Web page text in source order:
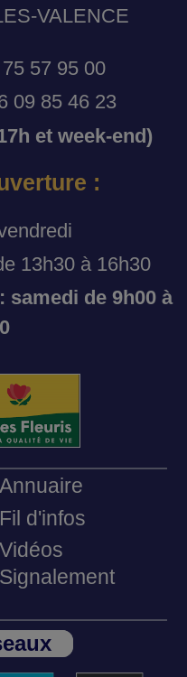
VALENCE
57 95 00
09 85 46 23
et week-end)
:
13h30 à 16h30
samedi de 9h00 à
Annuaire
Fil d'infos
Vidéos
Signalement